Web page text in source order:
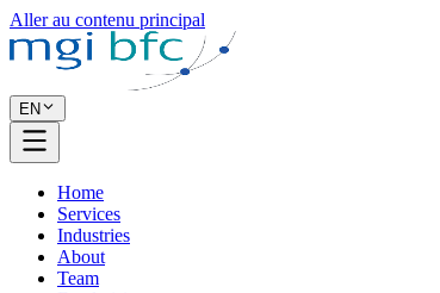
Aller au contenu principal
EN
Home
Services
Industries
About
Team